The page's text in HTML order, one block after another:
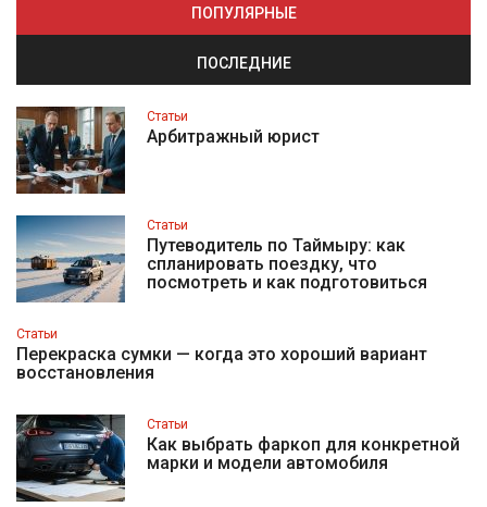
ПОПУЛЯРНЫЕ
ПОСЛЕДНИЕ
Статьи
Арбитражный юрист
Статьи
Путеводитель по Таймыру: как
спланировать поездку, что
посмотреть и как подготовиться
Статьи
Перекраска сумки — когда это хороший вариант
восстановления
Статьи
Как выбрать фаркоп для конкретной
марки и модели автомобиля